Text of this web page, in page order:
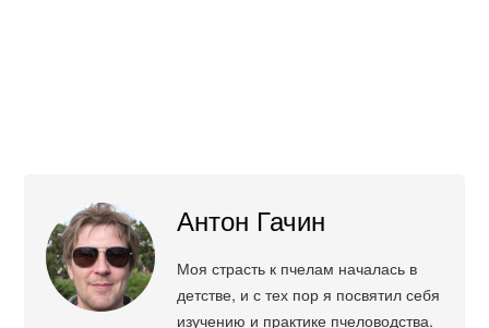
Антон Гачин
Моя страсть к пчелам началась в
детстве, и с тех пор я посвятил себя
изучению и практике пчеловодства.